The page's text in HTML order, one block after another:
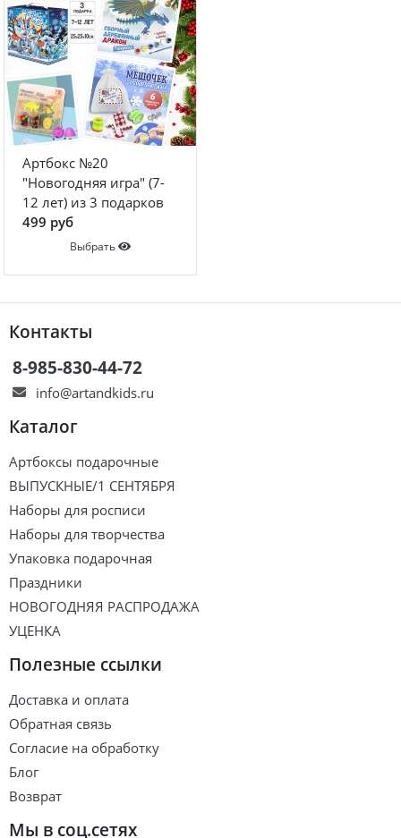
Артбокс №20
"Новогодняя игра" (7-
12 лет) из 3 подарков
499 руб
Выбрать
Контакты
8-985-830-44-72
info@artandkids.ru
Каталог
Артбоксы подарочные
ВЫПУСКНЫЕ/1 СЕНТЯБРЯ
Наборы для росписи
Наборы для творчества
Упаковка подарочная
Праздники
НОВОГОДНЯЯ РАСПРОДАЖА
УЦЕНКА
Полезные ссылки
Доставка и оплата
Обратная связь
Согласие на обработку
Блог
Возврат
Мы в соц.сетях